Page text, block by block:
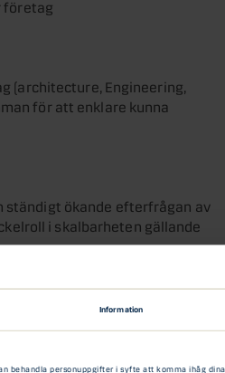
Information
behandla personuppgifter i syfte att komma ihåg
företag
(architecture, Engineering,
för att enklare kunna
ständigt ökande efterfrågan av
i skalbarheten gällande
planera vattenanvändning och